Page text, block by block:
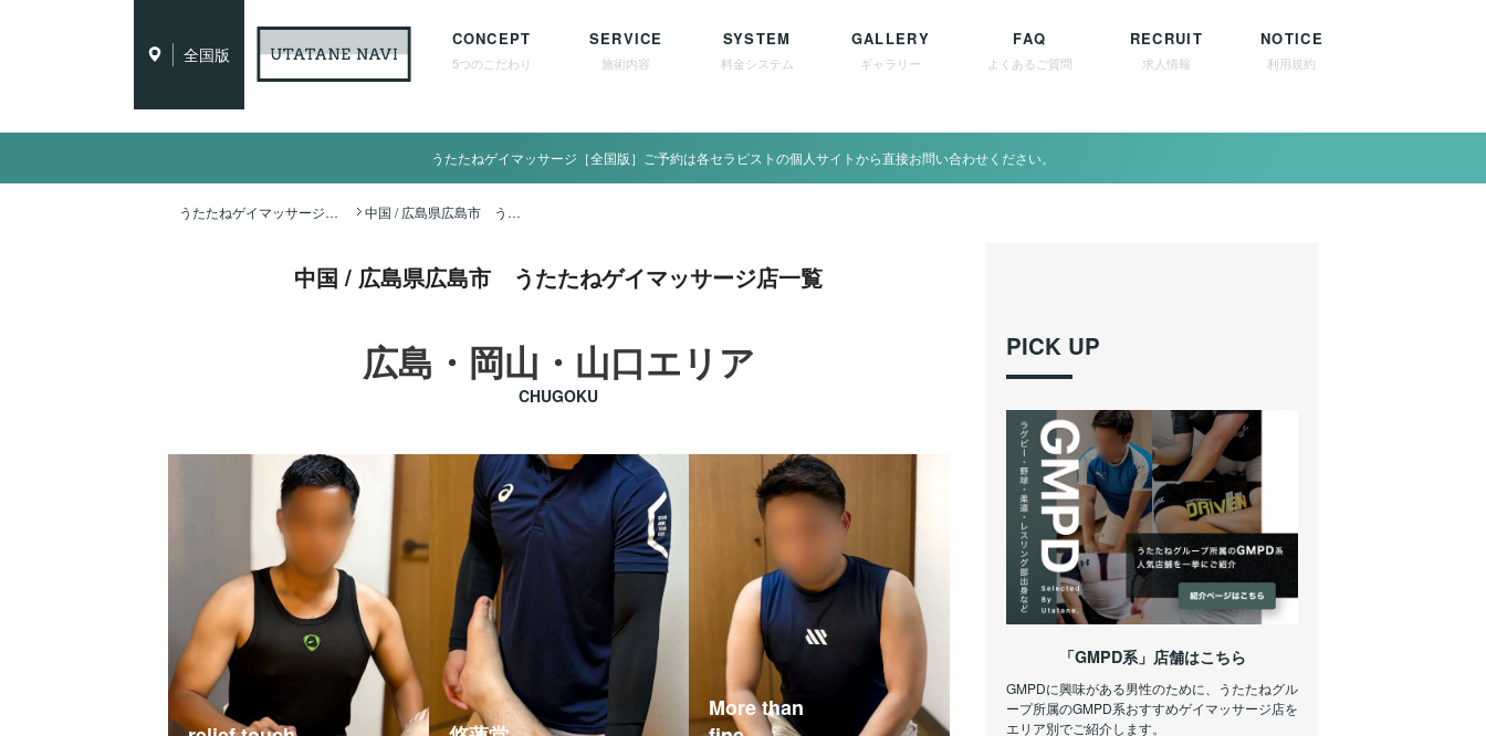
全国版
CONCEPT
5つのこだわり
SERVICE
施術内容
SYSTEM
料金システム
GALLERY
ギャラリー
FAQ
よくあるご質問
RECRUIT
求人情報
NOTICE
利用規約
うたたねゲイマッサージ［全国版］ご予約は各セラピストの個人サイトから直接お問い合わせください。
うたたねゲイマッサージ全国ナビ TOP 中国 / 広島県広島市 うたたねゲイマッサージ店一覧
中国 / 広島県広島市 うたたねゲイマッサージ店一覧
広島・岡山・山口エリア
CHUGOKU
More than
PICK UP
「GMPD系」店舗はこちら
GMPDに興味がある男性のために、うたたねグル
ープ所属のGMPD系おすすめゲイマッサージ店を
エリア別でご紹介します。